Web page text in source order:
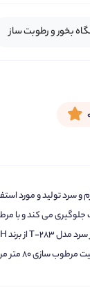
بخور و رطوبت ساز
و سرد تولید و مورد
می کند و با
از ویژگی های دیگر …